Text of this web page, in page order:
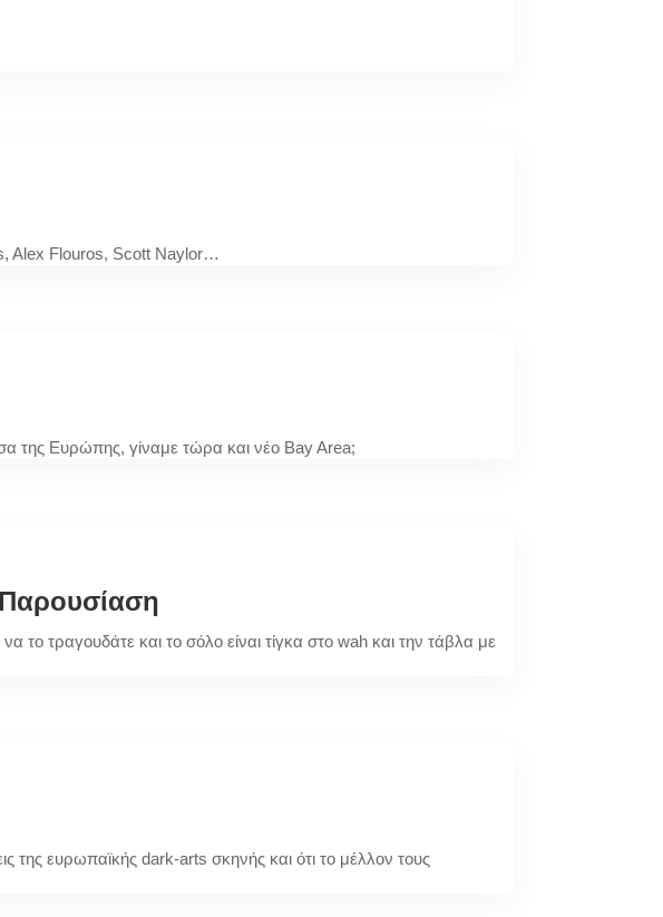
Alex Flouros, Scott Naylor…
της Ευρώπης, γίναμε τώρα και νέο Bay Area;
το τραγουδάτε και το σόλο είναι τίγκα στο wah και την τάβλα με
της ευρωπαϊκής dark‑arts σκηνής και ότι το μέλλον τους